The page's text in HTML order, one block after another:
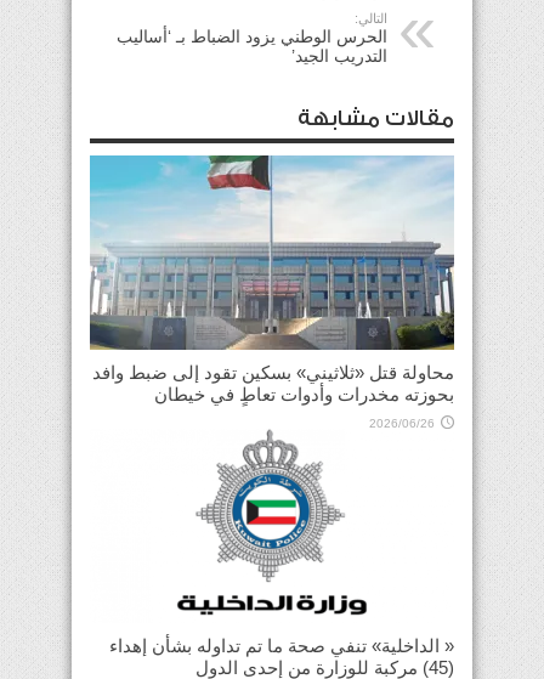
التالي:
الحرس الوطني يزود الضباط بـ ‘أساليب
التدريب الجيد’
مقالات مشابهة
محاولة قتل «ثلاثيني» بسكين تقود إلى ضبط وافد
بحوزته مخدرات وأدوات تعاطٍ في خيطان
2026/06/26
« الداخلية» تنفي صحة ما تم تداوله بشأن إهداء
(45) مركبة للوزارة من إحدى الدول